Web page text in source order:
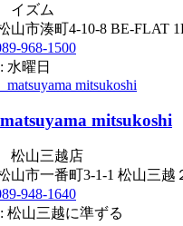
イズム
山市湊町4-10-8 BE-FLAT
968-1500
水曜日
mitsukoshi
松山三越店
山市一番町3-1-1 松山三越
948-1640
松山三越に準ずる